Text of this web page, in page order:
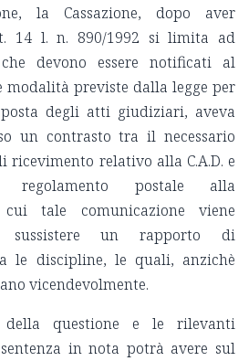
la Cassazione, dopo aver
14 l. n. 890/1992 si limita ad
devono essere notificati al
modalità previste dalla legge per
degli atti giudiziari, aveva
un contrasto tra il necessario
ricevimento relativo alla C.A.D. e
regolamento postale alla
tale comunicazione viene
sussistere un rapporto di
le discipline, le quali, anzichè
vicendevolmente.
della questione e le rilevanti
in nota potrà avere sul